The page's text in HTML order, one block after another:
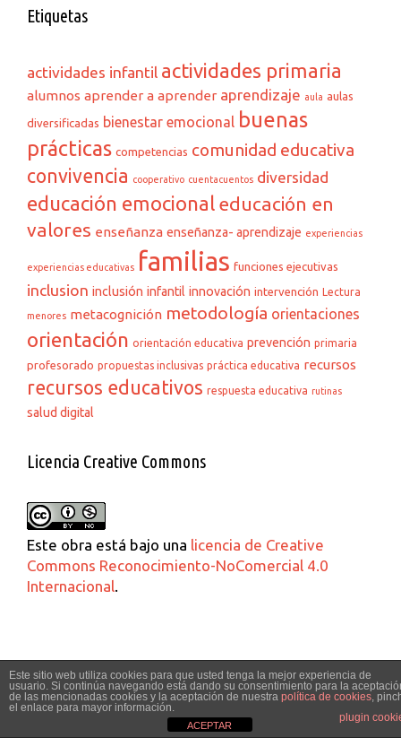
Etiquetas
actividades infantil actividades primaria
alumnos aprender a aprender aprendizaje aula aulas
diversificadas bienestar emocional buenas
prácticas competencias comunidad educativa
convivencia cooperativo cuentacuentos diversidad
educación emocional educación en
valores enseñanza enseñanza- aprendizaje experiencias
experiencias educativas familias funciones ejecutivas
inclusion inclusión infantil innovación intervención Lectura
menores metacognición metodología orientaciones
orientación orientación educativa prevención primaria
profesorado propuestas inclusivas práctica educativa recursos
recursos educativos respuesta educativa rutinas
salud digital
Licencia Creative Commons
Este obra está bajo una licencia de Creative
Commons Reconocimiento-NoComercial 4.0
Internacional
Acerca De Este Sitio
Estas en la pagina del Equipo de Orientación
Este sitio web utiliza cookies para que usted tenga la mejor experiencia de
usuario. Si continúa navegando está dando su consentimiento para la
de las mencionadas cookies y la aceptación de nuestra política de cookies,
el enlace para mayor información.
plugin
ACEPTAR